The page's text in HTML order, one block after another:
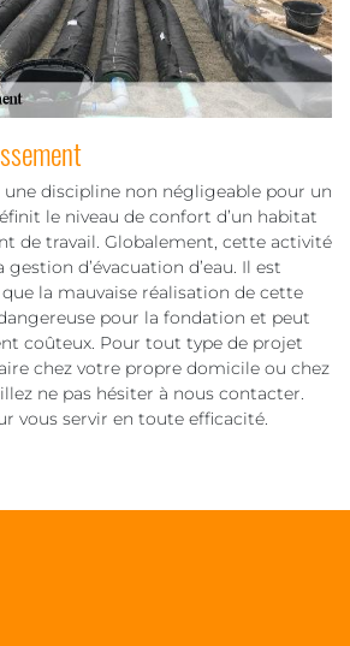
une discipline non négligeable pour un
le niveau de confort d’un habitat
de travail. Globalement, cette activité
d’évacuation d’eau. Il est
la mauvaise réalisation de cette
pour la fondation et peut
coûteux. Pour tout type de projet
chez votre propre domicile ou chez
ne pas hésiter à nous contacter.
vous servir en toute efficacité.